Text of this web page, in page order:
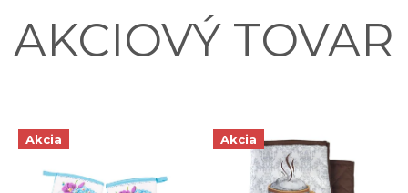
AKCIOVÝ TOVAR
Akcia Akcia